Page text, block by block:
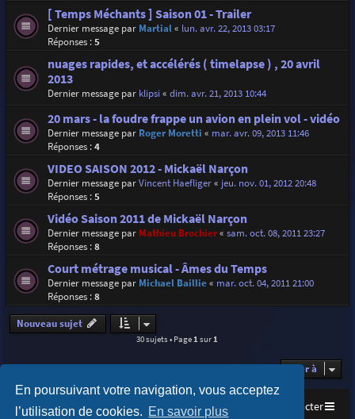
En poursuivant votre navigation, vous acceptez
l’utilisation de cookies. En savoir plus
[ Temps Méchants ] Saison 01 - Trailer
Dernier message par Martial« lun. avr. 22, 2013 03:17
Réponses :5
nuages rapides, et accélérés ( timelapse ) , 20 avril
2013
Dernier message par klipsi« dim. avr. 21, 2013 10:44
20 mars - la foudre frappe un avion en plein vol - vidéo
Dernier message par Roger Moretti « mar. avr. 09, 2013 11:46
Réponses :4
VIDEO SAISON 2012 - Mickaël Narçon
Dernier message parVincent Haefliger« jeu. nov. 01, 2012 20:48
Réponses :5
Vidéo Saison 2011 de Mickaël Narçon
Dernier message par Mathieu Brochier« sam. oct. 08, 2011 23:27
Réponses :8
Court métrage musical - Âmes du Temps
Dernier message par Michael Baillie« mar. oct. 04, 2011 21:00
Réponses :8
Nouveau sujet
30 sujets • Page1sur1
Aller à
Accueil Index du forum Nous contacter